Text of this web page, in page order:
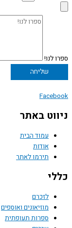
ספרו לנו!
שליחה
Facebook
ניווט באתר
עמוד הבית
אודות
תירמו לאתר
כללי
לזכרם
מוזיאונים ואוספים
ספרות תעופתית